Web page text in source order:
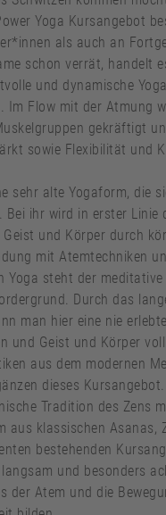
Yoga Kursangebot
als auch an
schon verrät, handelt
und dynamische
Im Flow mit der Atmung
gekräftigt
sowie Flexibilität und
sehr alte Yogaform, die
Bei ihr wird in erster Linie
und Körper durch
mit Atemtechniken
Yoga steht der
Durch das
man hier eine nie
und Geist und Körper
aus dem modernen
dieses Kursangebot.
Tradition des Zens
aus klassischen Asanas,
bestehenden
und besonders
der Atem und die